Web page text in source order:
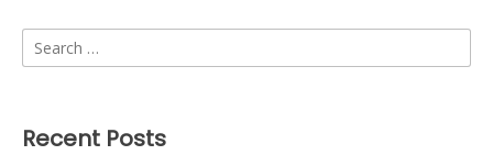
Search
for:
Recent Posts